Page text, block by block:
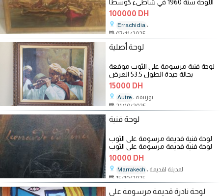
اللوحة سنة 1960 في شاطىء كوسطا
100000 DH
Errachidia ،
07/11/2025
لوحة أصلية
لوحة فنية مرسومة على الثوب موقعة
بحالة جيدة الطول 53.5 العرض
15000 DH
Autre
، بوزنيقة
21/10/2025
لوحة فنية
لوحة فنية قديمة مرسومة على الثوب
لوحة فنية قديمة مرسومة على الثوب
لوحة فنية قديمة مرسومة على
10000 DH
Marrakech
، لمدينة لقديمة
15/10/2025
لوحة نادرة قديمة مرسومة على